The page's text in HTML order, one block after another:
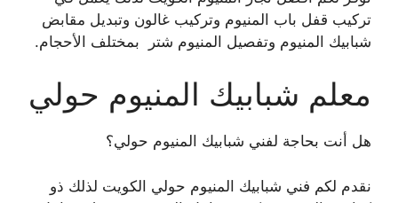
تركيب قفل باب المنيوم وتركيب غالون وتبديل مقابض
شبابيك المنيوم وتفصيل المنيوم شتر بمختلف الأحجام.
معلم شبابيك المنيوم حولي
هل أنت بحاجة لفني شبابيك المنيوم حولي؟
نقدم لكم فني شبابيك المنيوم حولي الكويت لذلك ذو